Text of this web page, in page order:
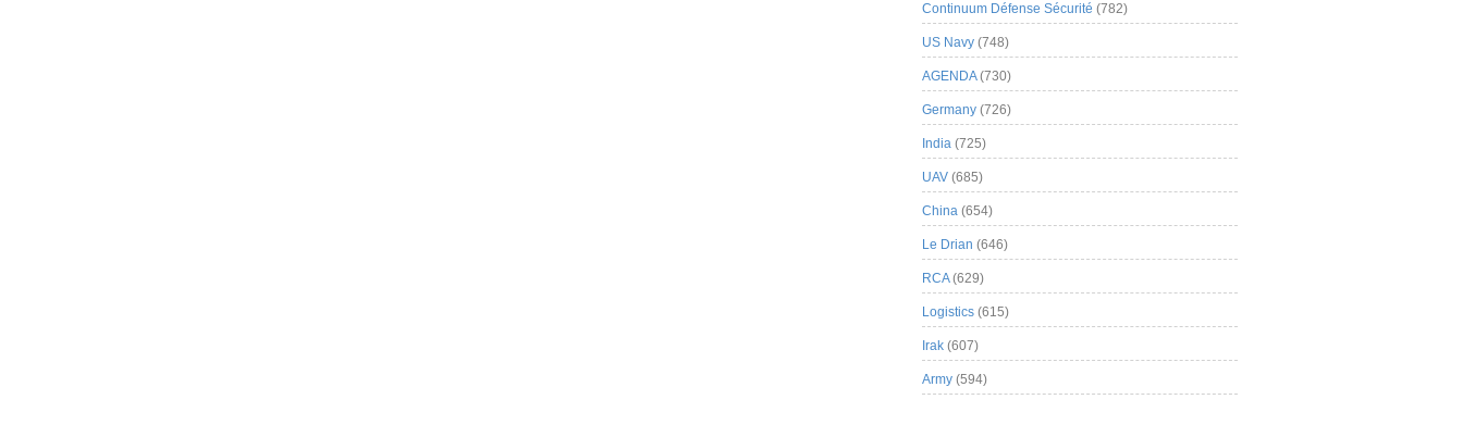
Continuum Défense Sécurité (782)
US Navy (748)
AGENDA(730)
Germany (726)
India (725)
UAV (685)
China (654)
Le Drian (646)
RCA(629)
Logistics (615)
Irak (607)
Army (594)